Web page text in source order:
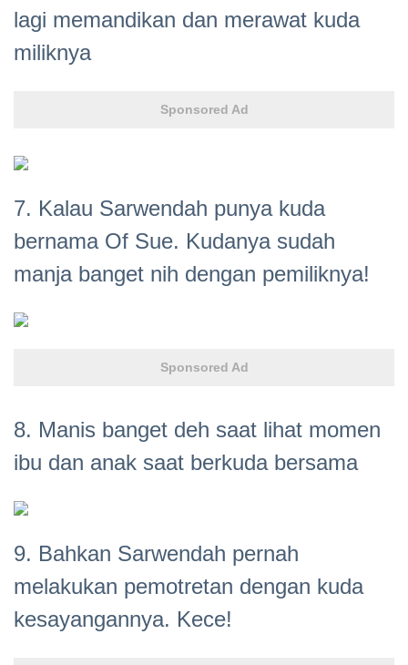
lagi memandikan dan merawat kuda
miliknya
Sponsored Ad
7. Kalau Sarwendah punya kuda
bernama Of Sue. Kudanya sudah
manja banget nih dengan pemiliknya!
Sponsored Ad
8. Manis banget deh saat lihat momen
ibu dan anak saat berkuda bersama
9. Bahkan Sarwendah pernah
melakukan pemotretan dengan kuda
kesayangannya. Kece!